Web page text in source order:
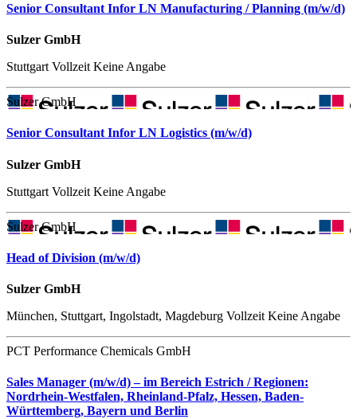
Senior Consultant Infor LN Manufacturing / Planning (m/w/d)
Sulzer GmbH
Stuttgart Vollzeit Keine Angabe
Sulzer GmbH
Senior Consultant Infor LN Logistics (m/w/d)
Sulzer GmbH
Stuttgart Vollzeit Keine Angabe
Sulzer GmbH
Head of Division (m/w/d)
Sulzer GmbH
München, Stuttgart, Ingolstadt, Magdeburg Vollzeit Keine Angabe
PCT Performance Chemicals GmbH
Sales Manager (m/w/d) – im Bereich Estrich / Regionen:
Nordrhein-Westfalen, Rheinland-Pfalz, Hessen, Baden-
Württemberg, Bayern und Berlin